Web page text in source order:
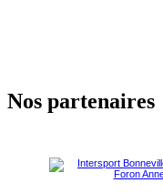
Nos partenaires